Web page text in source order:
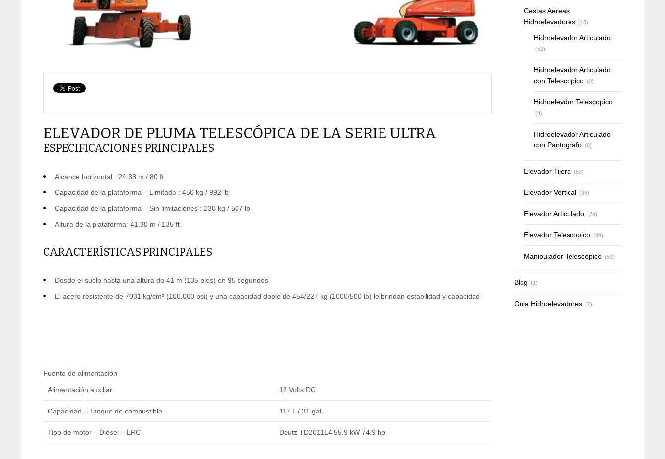
ELEVADOR DE PLUMA TELESCÓPICA DE LA SERIE ULTRA
ESPECIFICACIONES PRINCIPALES
Alcance horizontal : 24.38 m / 80 ft
Capacidad de la plataforma – Limitada : 450 kg / 992 lb
Capacidad de la plataforma – Sin limitaciones : 230 kg / 507 lb
Altura de la plataforma: 41.30 m / 135 ft
CARACTERÍSTICAS PRINCIPALES
Desde el suelo hasta una altura de 41 m (135 pies) en 95 segundos
El acero resistente de 7031 kg/cm² (100.000 psi) y una capacidad doble de 454/227 kg (1000/500 lb) le brindan estabilidad y capacidad
Fuente de alimentación
Alimentación auxiliar 12 Volts DC
Capacidad – Tanque de combustible 117 L / 31 gal.
Tipo de motor – Diésel – LRC Deutz TD2011L4 55.9 kW 74.9 hp
Cestas Aereas
Hidroelevadores (13)
Hidroelevador Articulado
(62)
Hidroelevador Articulado
con Telescopico (0)
Hidroelevdor Telescopico
(4)
Hidroelevador Articulado
con Pantografo (0)
Elevador Tijera (53)
Elevador Vertical (36)
Elevador Articulado (74)
Elevador Telescopico (49)
Manipulador Telescopico (53)
Blog (1)
Guia Hidroelevadores (2)